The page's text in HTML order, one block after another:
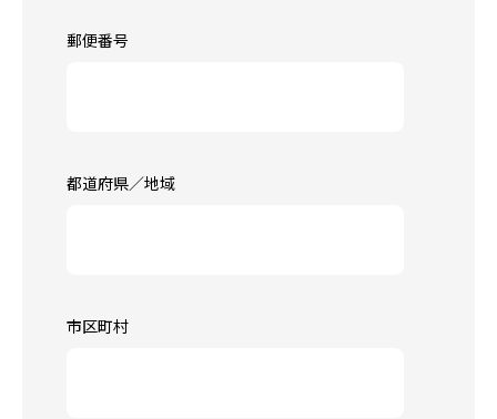
郵便番号
都道府県／地域
市区町村